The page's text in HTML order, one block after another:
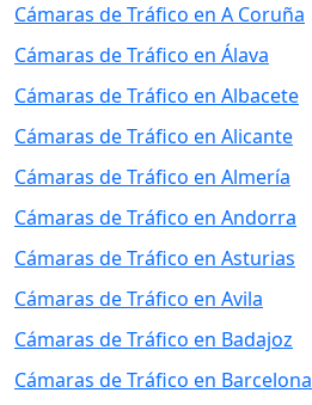
Cámaras de Tráfico en A Coruña
Cámaras de Tráfico en Álava
Cámaras de Tráfico en Albacete
Cámaras de Tráfico en Alicante
Cámaras de Tráfico en Almería
Cámaras de Tráfico en Andorra
Cámaras de Tráfico en Asturias
Cámaras de Tráfico en Avila
Cámaras de Tráfico en Badajoz
Cámaras de Tráfico en Barcelona